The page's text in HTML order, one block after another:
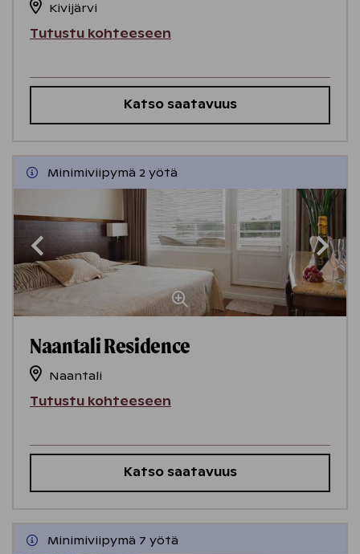
Kivijärvi
Tutustu kohteeseen
Katso saatavuus
Minimiviipymä 2 yötä
Naantali Residence
Naantali
Tutustu kohteeseen
Katso saatavuus
Minimiviipymä 7 yötä